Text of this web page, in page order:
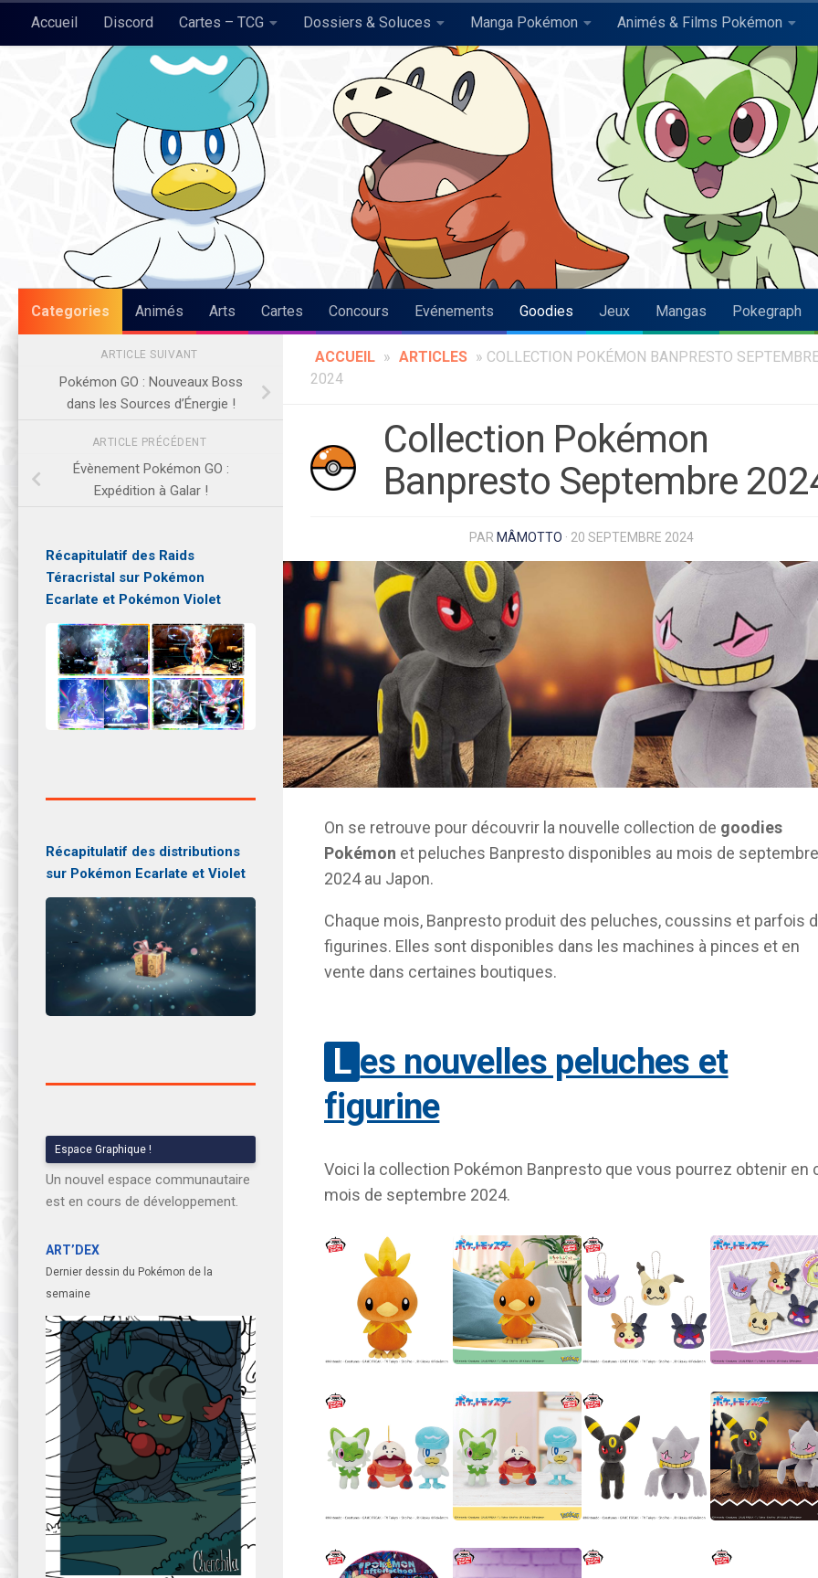
Skip to content
Accueil Discord Cartes – TCG Dossiers & Soluces Manga Pokémon Animés & Films Pokémon
Pokégraph
Categories Animés Arts Cartes Concours Evénements Goodies Jeux Mangas Pokegraph
ACCUEIL » ARTICLES » COLLECTION POKÉMON BANPRESTO
2024
Collection Pokémon
Banpresto Septembre
PAR MÂMOTTO · 20 SEPTEMBRE 2024
On se retrouve pour découvrir la nouvelle collection de goodies
Pokémon et peluches Banpresto disponibles au mois de septembre
2024 au Japon.
Chaque mois, Banpresto produit des peluches, coussins et parfois
figurines. Elles sont disponibles dans les machines à pinces et en
vente dans certaines boutiques.
Les nouvelles peluches et
figurine
Voici la collection Pokémon Banpresto que vous pourrez obtenir en
mois de septembre 2024.
ARTICLE SUIVANT
Pokémon GO : Nouveaux Boss
dans les Sources d’Énergie !
ARTICLE PRÉCÉDENT
Évènement Pokémon GO :
Expédition à Galar !
Récapitulatif des Raids
Téracristal sur Pokémon
Ecarlate et Pokémon Violet
Récapitulatif des distributions
sur Pokémon Ecarlate et Violet
Espace Graphique !
Un nouvel espace communautaire
est en cours de développement.
ART’DEX
Dernier dessin du Pokémon de la
semaine